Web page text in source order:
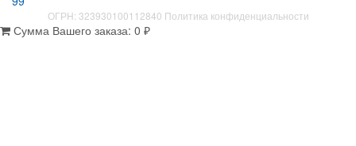
ОГРН: 323930100112840 Политика конфиденциальности
Сумма Вашего заказа: 0 ₽